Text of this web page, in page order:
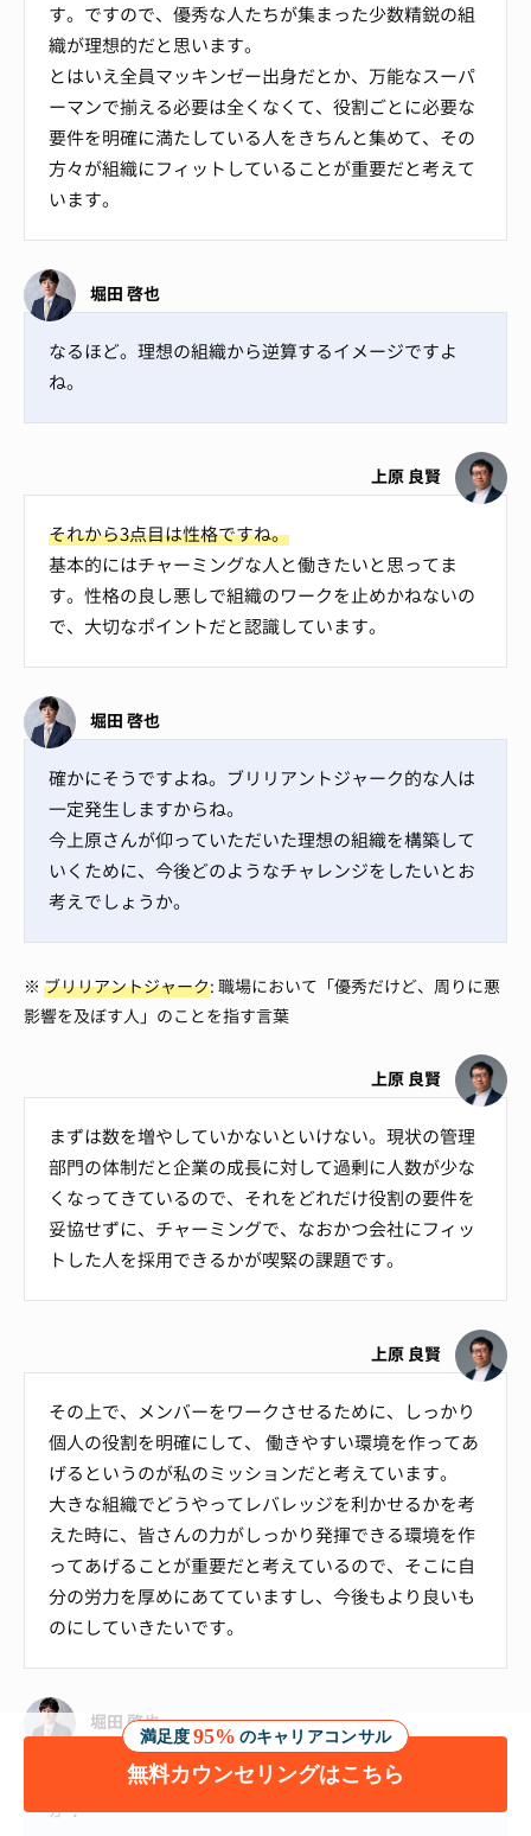
す。ですので、優秀な人たちが集まった少数精鋭の組
織が理想的だと思います。
とはいえ全員マッキンゼー出身だとか、万能なスーパ
ーマンで揃える必要は全くなくて、役割ごとに必要な
要件を明確に満たしている人をきちんと集めて、その
方々が組織にフィットしていることが重要だと考えて
います。
堀田 啓也
なるほど。理想の組織から逆算するイメージですよ
ね。
上原 良賢
それから3点目は性格ですね。
基本的にはチャーミングな人と働きたいと思ってま
す。性格の良し悪しで組織のワークを止めかねないの
で、大切なポイントだと認識しています。
堀田 啓也
確かにそうですよね。ブリリアントジャーク的な人は
一定発生しますからね。
今上原さんが仰っていただいた理想の組織を構築して
いくために、今後どのようなチャレンジをしたいとお
考えでしょうか。
※ ブリリアントジャーク: 職場において「優秀だけど、周りに悪
影響を及ぼす人」のことを指す言葉
上原 良賢
まずは数を増やしていかないといけない。現状の管理
部門の体制だと企業の成長に対して過剰に人数が少な
くなってきているので、それをどれだけ役割の要件を
妥協せずに、チャーミングで、なおかつ会社にフィッ
トした人を採用できるかが喫緊の課題です。
上原 良賢
その上で、メンバーをワークさせるために、しっかり
個人の役割を明確にして、 働きやすい環境を作ってあ
げるというのが私のミッションだと考えています。
大きな組織でどうやってレバレッジを利かせるかを考
えた時に、皆さんの力がしっかり発揮できる環境を作
ってあげることが重要だと考えているので、そこに自
分の労力を厚めにあてていますし、今後もより良いも
のにしていきたいです。
堀田 啓也
今後個人としてチャレンジされたいことはあります
か？
満足度 95% のキャリアコンサル
無料カウンセリングはこちら